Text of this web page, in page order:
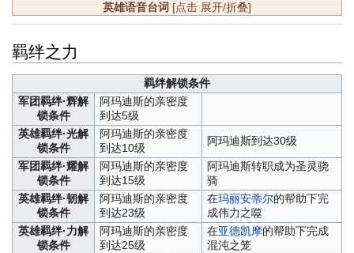
英雄语音台词 [点击 展开/折叠]
羁绊之力
羁绊解锁条件
军团羁绊·辉解
锁条件
阿玛迪斯的亲密度
到达5级
英雄羁绊·光解
锁条件
阿玛迪斯的亲密度
到达10级
阿玛迪斯到达30级
军团羁绊·耀解
锁条件
阿玛迪斯的亲密度
到达15级
阿玛迪斯转职成为圣灵骁
骑
英雄羁绊·韧解
锁条件
阿玛迪斯的亲密度
到达23级
在玛丽安蒂尔的帮助下完
成伟力之噬
英雄羁绊·力解
锁条件
阿玛迪斯的亲密度
到达25级
在亚德凯摩的帮助下完成
混沌之笼